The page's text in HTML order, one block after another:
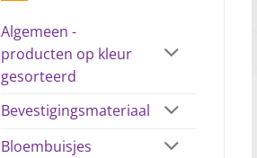
Algemeen -
producten op kleur
gesorteerd
Bevestigingsmateriaal
Bloembuisjes